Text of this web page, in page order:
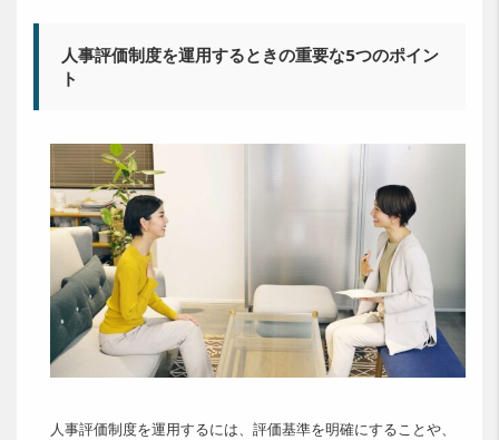
人事評価制度を運用するときの重要な5つのポイン
ト
人事評価制度を運用するには、評価基準を明確にすることや、